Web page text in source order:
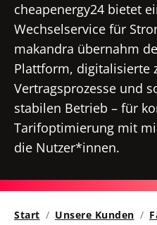
cheapenergy24 bietet
Wechselservice für
makandra übernahm
Plattform, digitalisierte
Vertragsprozesse und
stabilen Betrieb – für
Tarifoptimierung mit
die Nutzer*innen.
Start Unsere Kunden